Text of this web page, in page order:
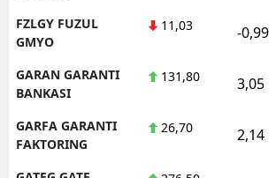
FZLGY FUZUL
GMYO
11,03 -0,99
GARAN GARANTI
BANKASI
131,80 3,05
GARFA GARANTI
FAKTORING
26,70 2,14